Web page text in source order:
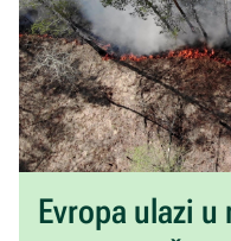
Evropa ulazi